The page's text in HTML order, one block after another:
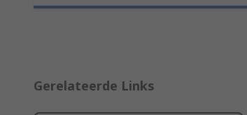
Gerelateerde Links